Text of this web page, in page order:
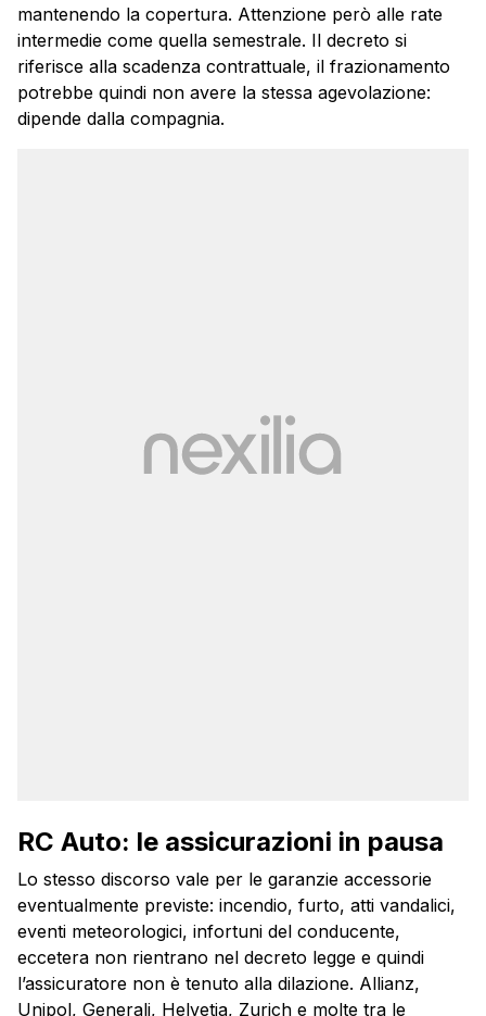
mantenendo la copertura. Attenzione però alle rate
intermedie come quella semestrale. Il decreto si
riferisce alla scadenza contrattuale, il frazionamento
potrebbe quindi non avere la stessa agevolazione:
dipende dalla compagnia.
RC Auto: le assicurazioni in pausa
Lo stesso discorso vale per le garanzie accessorie
eventualmente previste: incendio, furto, atti vandalici,
eventi meteorologici, infortuni del conducente,
eccetera non rientrano nel decreto legge e quindi
l’assicuratore non è tenuto alla dilazione. Allianz,
Unipol, Generali, Helvetia, Zurich e molte tra le